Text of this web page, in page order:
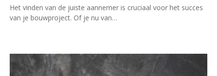
Het vinden van de juiste aannemer is cruciaal voor het succes
van je bouwproject. Of je nu van…